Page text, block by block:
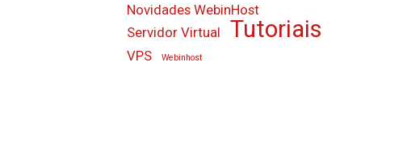
Novidades WebinHost
Servidor Virtual
Tutoriais
VPS Webinhost